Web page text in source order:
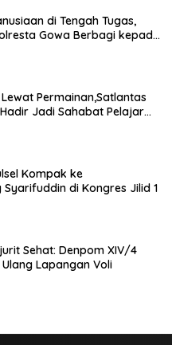
di Tengah Tugas,
Gowa Berbagi kepada
Permainan,Satlantas
Jadi Sahabat Pelajar
Kompak ke
Syarifuddin di Kongres Jilid 1
Sehat: Denpom XIV/4
Lapangan Voli